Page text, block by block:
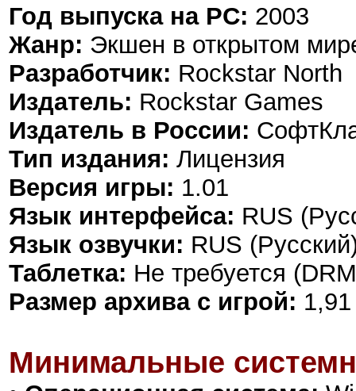
Год выпуска на PC: 2003
Жанр: Экшен в открытом
Разработчик: Rockstar North
Издатель: Rockstar Games
Издатель в России:
Тип издания: Лицензия
Версия игры: 1.01
Язык интерфейса: RUS
Язык озвучки: RUS
Таблетка: Не требуется
Размер архива с игрой:
Минимальные